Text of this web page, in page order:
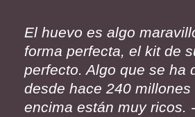
El huevo es algo
forma perfecta, el kit de
perfecto. Algo que se ha
desde hace 240 millones
encima están muy ricos.